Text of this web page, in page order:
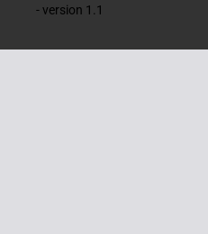
- version 1.1